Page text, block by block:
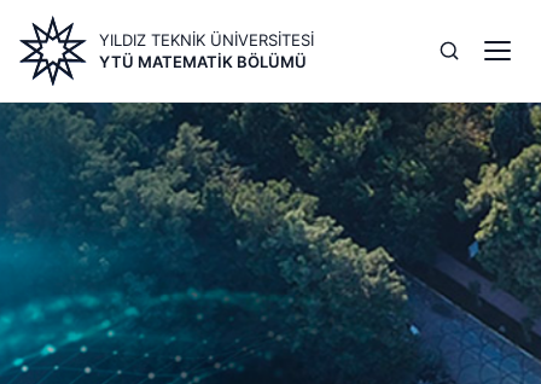
içeriğe
atla
YILDIZ TEKNİK ÜNİVERSİTESİ
YTÜ MATEMATIK BÖLÜMÜ
Image